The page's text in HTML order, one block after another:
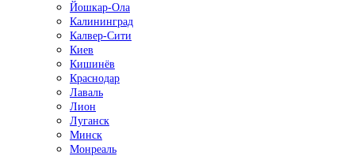
Йошкар-Ола
Калининград
Калвер-Сити
Киев
Кишинёв
Краснодар
Лаваль
Лион
Луганск
Минск
Монреаль